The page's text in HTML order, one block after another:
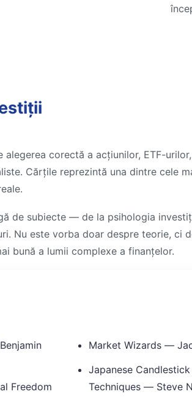
corectă a acțiunilor, ETF-
Cărțile reprezintă una dintre cele
de subiecte — de la psihologia
Nu este vorba doar despre teorie, ci
bună a lumii complexe a finanțelor.
Freedom
Market Wizards —
Japanese
Techniques — Steve